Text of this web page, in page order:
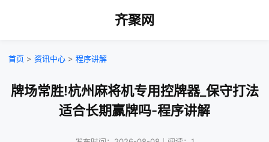
齐聚网
首页 > 资讯中心 > 程序讲解
牌场常胜!杭州麻将机专用控牌器_保守打法
适合长期赢牌吗-程序讲解